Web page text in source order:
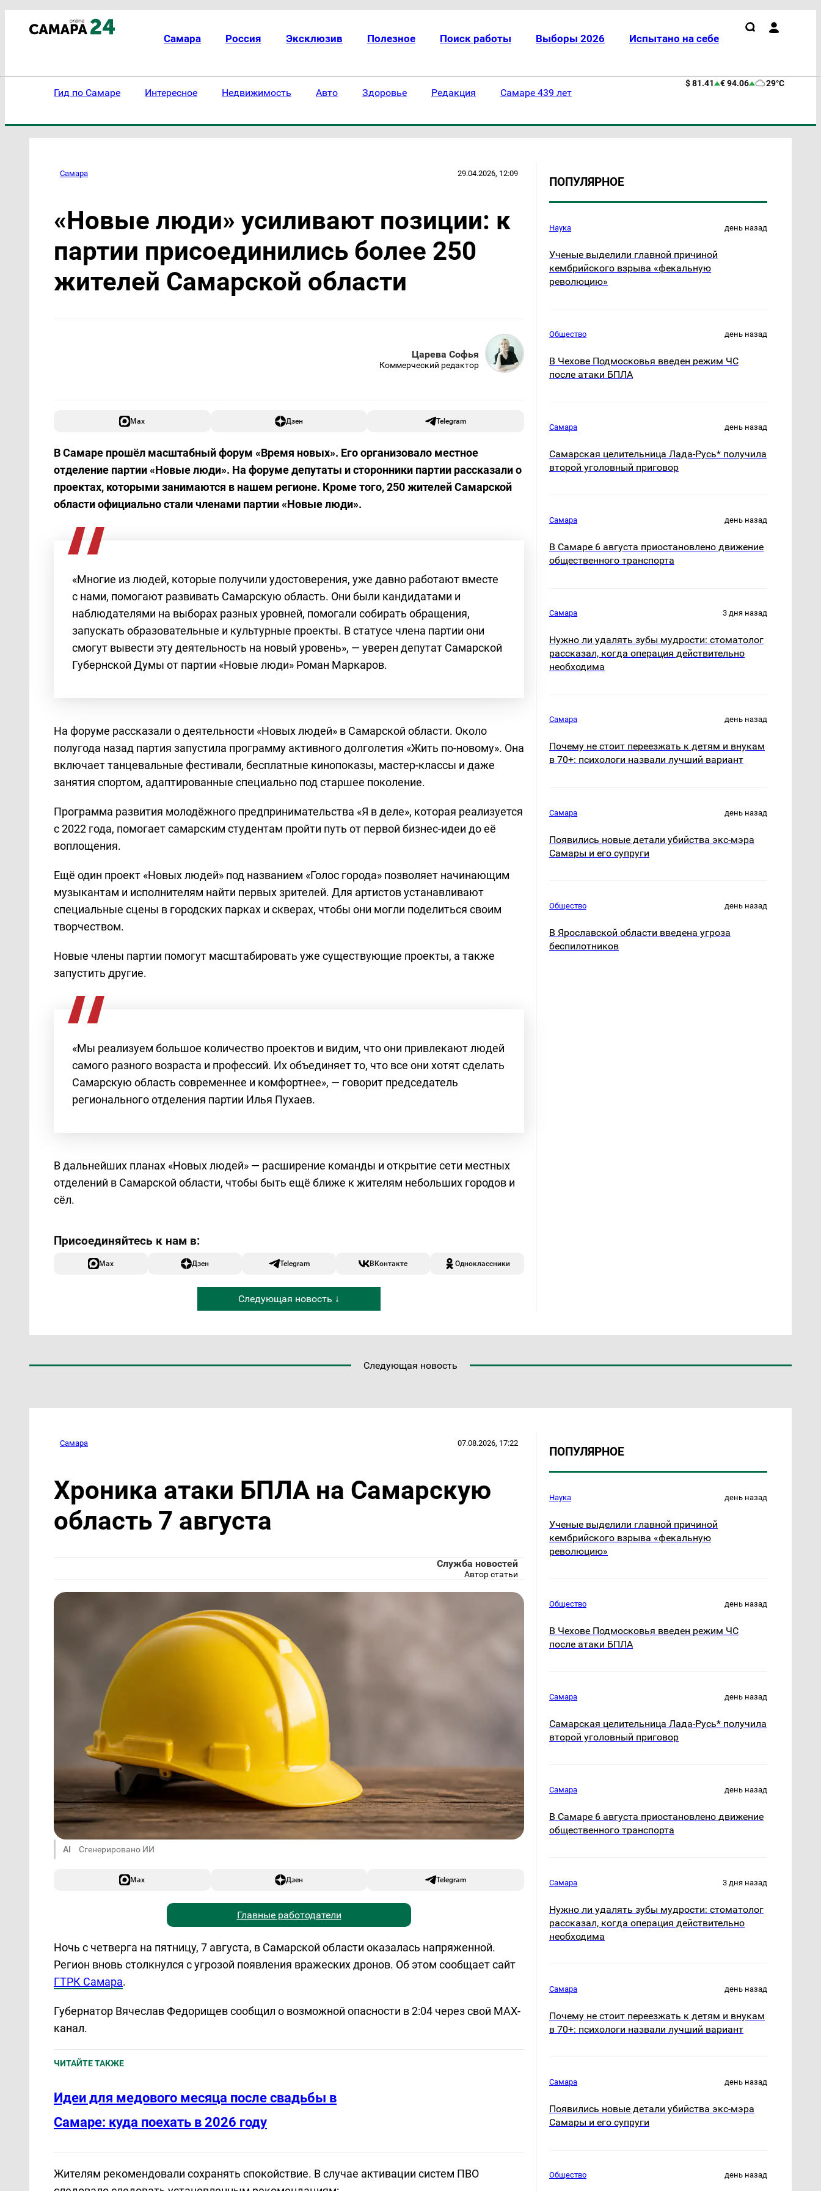
Самара Россия Эксклюзив Полезное Поиск работы Выборы 2026 Испытано на себе
Гид по Самаре Интересное Недвижимость Авто Здоровье Редакция Самаре 439 лет
$ 81.41 € 94.06 29°C
Самара 29.04.2026, 12:09
«Новые люди» усиливают позиции: к
партии присоединились более 250
жителей Самарской области
Царева Софья
Коммерческий редактор
Max Дзен Telegram
В Самаре прошёл масштабный форум «Время новых». Его организовало местное
отделение партии «Новые люди». На форуме депутаты и сторонники партии рассказали о
проектах, которыми занимаются в нашем регионе. Кроме того, 250 жителей Самарской
области официально стали членами партии «Новые люди».
«Многие из людей, которые получили удостоверения, уже давно работают вместе
с нами, помогают развивать Самарскую область. Они были кандидатами и
наблюдателями на выборах разных уровней, помогали собирать обращения,
запускать образовательные и культурные проекты. В статусе члена партии они
смогут вывести эту деятельность на новый уровень», — уверен депутат Самарской
Губернской Думы от партии «Новые люди» Роман Маркаров.
На форуме рассказали о деятельности «Новых людей» в Самарской области. Около
полугода назад партия запустила программу активного долголетия «Жить по-новому». Она
включает танцевальные фестивали, бесплатные кинопоказы, мастер-классы и даже
занятия спортом, адаптированные специально под старшее поколение.
Программа развития молодёжного предпринимательства «Я в деле», которая реализуется
с 2022 года, помогает самарским студентам пройти путь от первой бизнес-идеи до её
воплощения.
Ещё один проект «Новых людей» под названием «Голос города» позволяет начинающим
музыкантам и исполнителям найти первых зрителей. Для артистов устанавливают
специальные сцены в городских парках и скверах, чтобы они могли поделиться своим
творчеством.
Новые члены партии помогут масштабировать уже существующие проекты, а также
запустить другие.
«Мы реализуем большое количество проектов и видим, что они привлекают людей
самого разного возраста и профессий. Их объединяет то, что все они хотят сделать
Самарскую область современнее и комфортнее», — говорит председатель
регионального отделения партии Илья Пухаев.
В дальнейших планах «Новых людей» — расширение команды и открытие сети местных
отделений в Самарской области, чтобы быть ещё ближе к жителям небольших городов и
сёл.
Max Дзен Telegram ВКонтакте Одноклассники
Следующая новость ↓
ПОПУЛЯРНОЕ
Наука день назад
Ученые выделили главной причиной
кембрийского взрыва «фекальную
революцию»
Общество день назад
В Чехове Подмосковья введен режим ЧС
после атаки БПЛА
Самара день назад
Самарская целительница Лада-Русь* получила
второй уголовный приговор
Самара день назад
В Самаре 6 августа приостановлено движение
общественного транспорта
Самара 3 дня назад
Нужно ли удалять зубы мудрости: стоматолог
рассказал, когда операция действительно
необходима
Самара день назад
Почему не стоит переезжать к детям и внукам
в 70+: психологи назвали лучший вариант
Самара день назад
Появились новые детали убийства экс-мэра
Самары и его супруги
Общество день назад
В Ярославской области введена угроза
беспилотников
Следующая новость
Самара 07.08.2026, 17:22
Хроника атаки БПЛА на Самарскую
область 7 августа
Служба новостей
Автор статьи
AI Сгенерировано ИИ
Max Дзен Telegram
Главные работодатели
Ночь с четверга на пятницу, 7 августа, в Самарской области оказалась напряженной.
Регион вновь столкнулся с угрозой появления вражеских дронов. Об этом сообщает сайт
ГТРК Самара.
Губернатор Вячеслав Федорищев сообщил о возможной опасности в 2:04 через свой МАХ-
канал.
ЧИТАЙТЕ ТАКЖЕ
Идеи для медового месяца после свадьбы в
Самаре: куда поехать в 2026 году
Жителям рекомендовали сохранять спокойствие. В случае активации систем ПВО
ПОПУЛЯРНОЕ
Наука день назад
Ученые выделили главной причиной
кембрийского взрыва «фекальную
революцию»
Общество день назад
В Чехове Подмосковья введен режим ЧС
после атаки БПЛА
Самара день назад
Самарская целительница Лада-Русь* получила
второй уголовный приговор
Самара день назад
В Самаре 6 августа приостановлено движение
общественного транспорта
Самара 3 дня назад
Нужно ли удалять зубы мудрости: стоматолог
рассказал, когда операция действительно
необходима
Самара день назад
Почему не стоит переезжать к детям и внукам
в 70+: психологи назвали лучший вариант
Самара день назад
Появились новые детали убийства экс-мэра
Самары и его супруги
Общество день назад